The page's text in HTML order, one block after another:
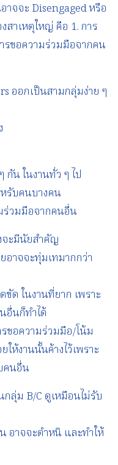
าจจะ Disengaged หรือ
สาเหตุใหญ่ คือ 1. การ
รขอความร่วมมือจากคน
ออกเป็นสามกลุ่มง่าย ๆ
น ในงานทั่ว ๆ ไป
รับคนบางคน
ร่วมมือจากคนอื่น
จะมีนัยสำคัญ
อาจจะทุ่มเทมากกว่า
ด ในงานที่ยาก เพราะ
อื่นก็ทำได้
ขอความร่วมมือ/โน้ม
ห้งานนั้นค้างไว้เพราะ
คนอื่น
กลุ่ม B/C ดูเหมือนไม่รับ
อาจจะตำหนิ และทำให้